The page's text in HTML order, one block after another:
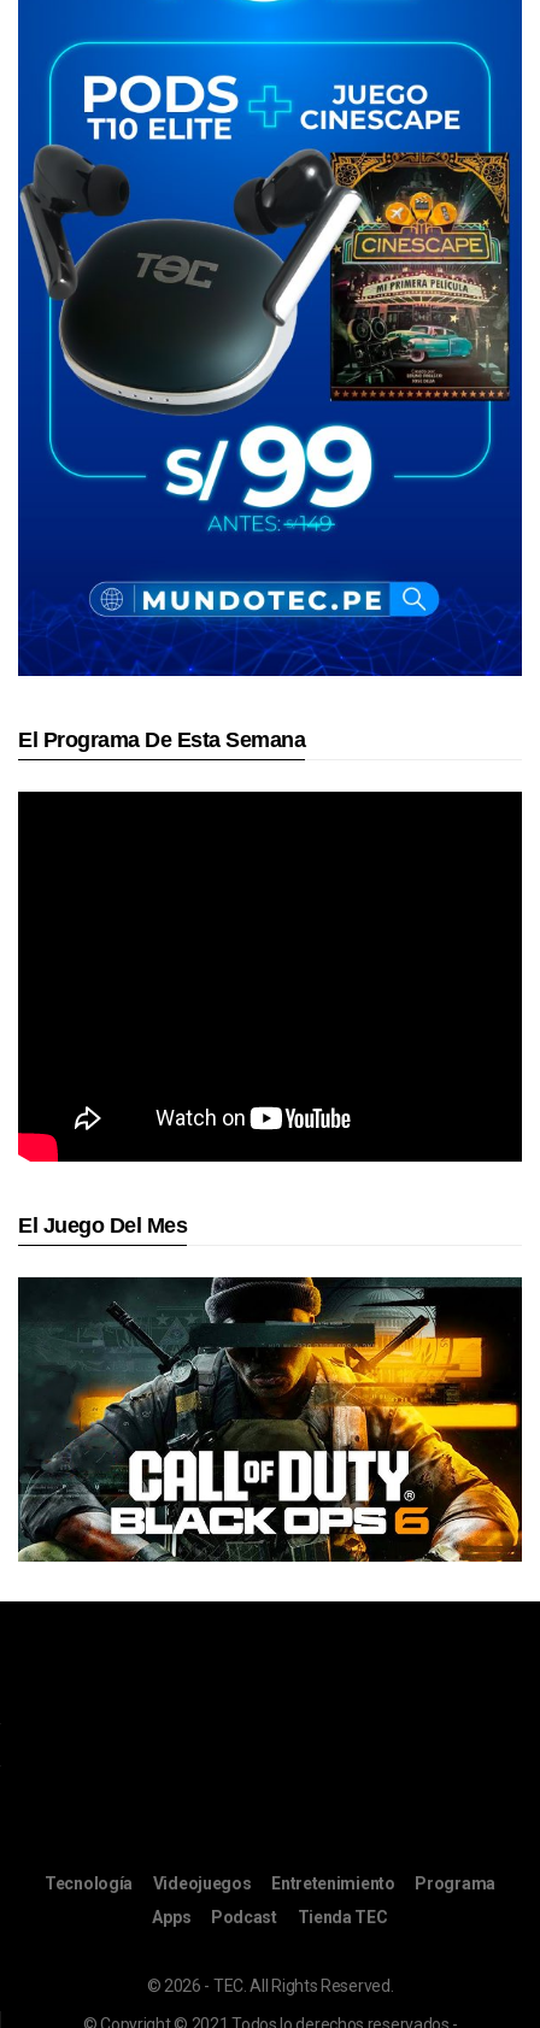
El Programa De Esta Semana
El Juego Del Mes
Tecnología Videojuegos Entretenimiento
Programa
Apps
Podcast Tienda TEC
© 2026 - TEC. All Rights Reserved.
© Copyright © 2021 Todos lo derechos reservados -